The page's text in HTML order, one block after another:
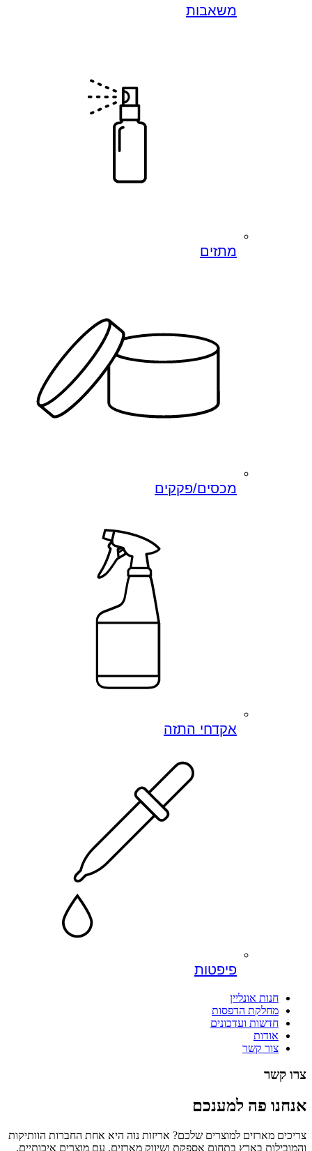
משאבות
מתזים
מכסים/פקקים
אקדחי התזה
פיפטות
חנות אונליין
מחלקת הדפסות
חדשות ועדכונים
אודות
צור קשר
צרו קשר
אנחנו פה למענכם
צריכים מארזים למוצרים שלכם? אריזות נוה היא אחת החברות הוותיקות
והמובילות בארץ בתחום אספקת ושיווק מארזים. עם מוצרים איכותיים,